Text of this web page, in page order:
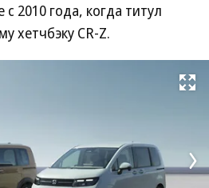
2010 года, когда титул
хетчбэку CR-Z.
Развернуть